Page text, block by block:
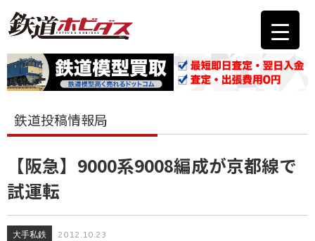
鉄道投稿情報局
【阪急】9000系9008編成が京都線で
試運転
大手私鉄 2012.10.23